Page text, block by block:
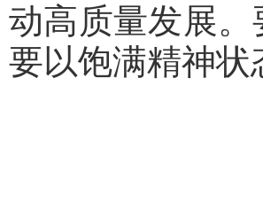
动高质量发展
要以饱满精神